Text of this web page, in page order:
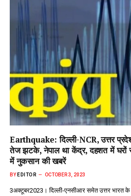
Earthquake: दिल्ली-NCR, उत्तर
तेज झटके, नेपाल था केंद्र, दहशत में घरों
में नुकसान की खबरें
BY EDITOR OCTOBER 3, 2023
3अक्टूबर2023। दिल्ली-एनसीआर समेत उत्तर भारत